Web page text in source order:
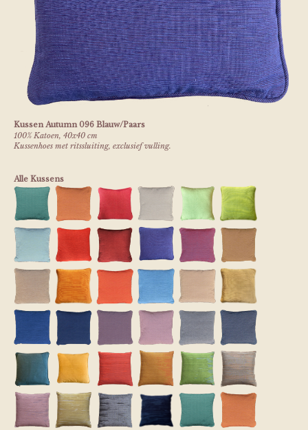
Kussen Autumn 096 Blauw/Paars
100% Katoen, 40x40 cm
Kussenhoes met ritssluiting, exclusief vulling.
Alle Kussens